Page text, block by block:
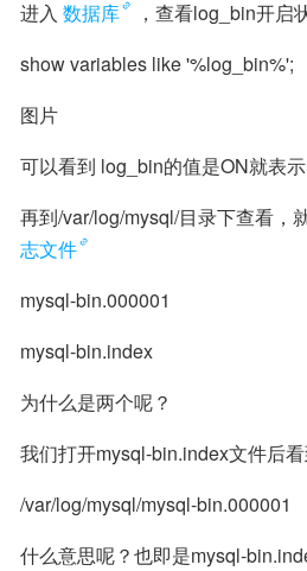
进入 数据库
，查看log_bin开启
show variables like '%log_bin%';
图片
可以看到 log_bin的值是ON就表
再到/var/log/mysql/目录下查看，
志文件
mysql-bin.000001
mysql-bin.index
为什么是两个呢？
我们打开mysql-bin.index文件后看
/var/log/mysql/mysql-bin.000001
什么意思呢？也即是mysql-